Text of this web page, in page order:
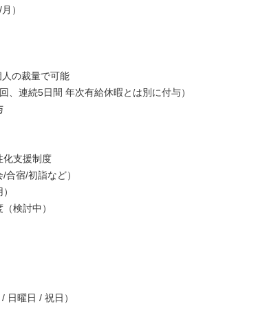
）
の裁量で可能
、連続5日間 年次有給休暇とは別に付与）
化支援制度
宿/初詣など）
検討中）
日曜日 / 祝日）